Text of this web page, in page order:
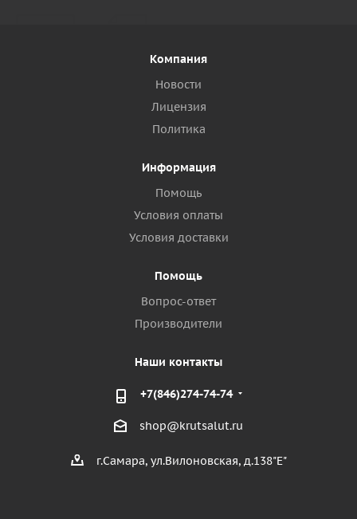
Компания
Новости
Лицензия
Политика
Информация
Помощь
Условия оплаты
Условия доставки
Помощь
Вопрос-ответ
Производители
Наши контакты
+7(846)274-74-74
shop@krutsalut.ru
г.Самара, ул.Вилоновская, д.138"Е"